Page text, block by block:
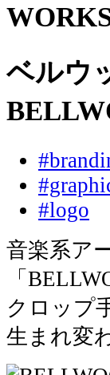
ベルウ
#logo
音楽系ア
「
クロップ
生まれ変